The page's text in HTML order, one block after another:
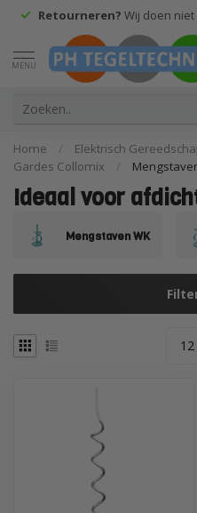
Retourneren? Wij doen
MENU
Home / Elektrisch
Gardes Collomix
/
Ideaal voor
Mengstaven WK